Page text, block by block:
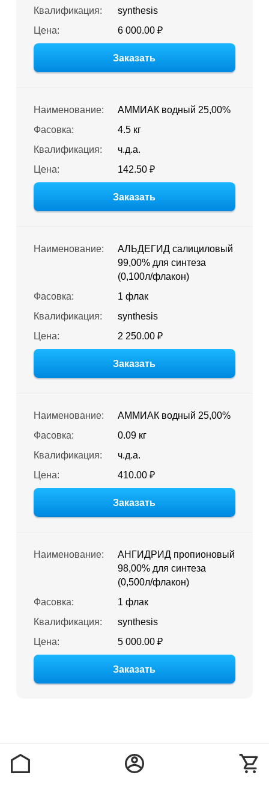
Квалификация:
synthesis
Цена:
6 000.00 ₽
Заказать
Наименование:
АММИАК водный 25,00%
Фасовка:
4.5 кг
Квалификация:
ч.д.а.
Цена:
142.50 ₽
Заказать
Наименование:
АЛЬДЕГИД салициловый
99,00% для синтеза
(0,100л/флакон)
Фасовка:
1 флак
Квалификация:
synthesis
Цена:
2 250.00 ₽
Заказать
Наименование:
АММИАК водный 25,00%
Фасовка:
0.09 кг
Квалификация:
ч.д.а.
Цена:
410.00 ₽
Заказать
Наименование:
АНГИДРИД пропионовый
98,00% для синтеза
(0,500л/флакон)
Фасовка:
1 флак
Квалификация:
synthesis
Цена:
5 000.00 ₽
Заказать